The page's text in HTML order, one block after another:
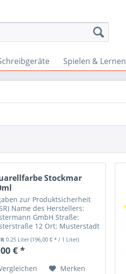
Spielen & Lernen
Stockmar
zur Produktsicherheit
Name des Herstellers:
GmbH Straße:
12 Ort: Musterstadt
Adresse:
0.25 Liter(196,00 € * / 1 Liter)
€ *
Merken